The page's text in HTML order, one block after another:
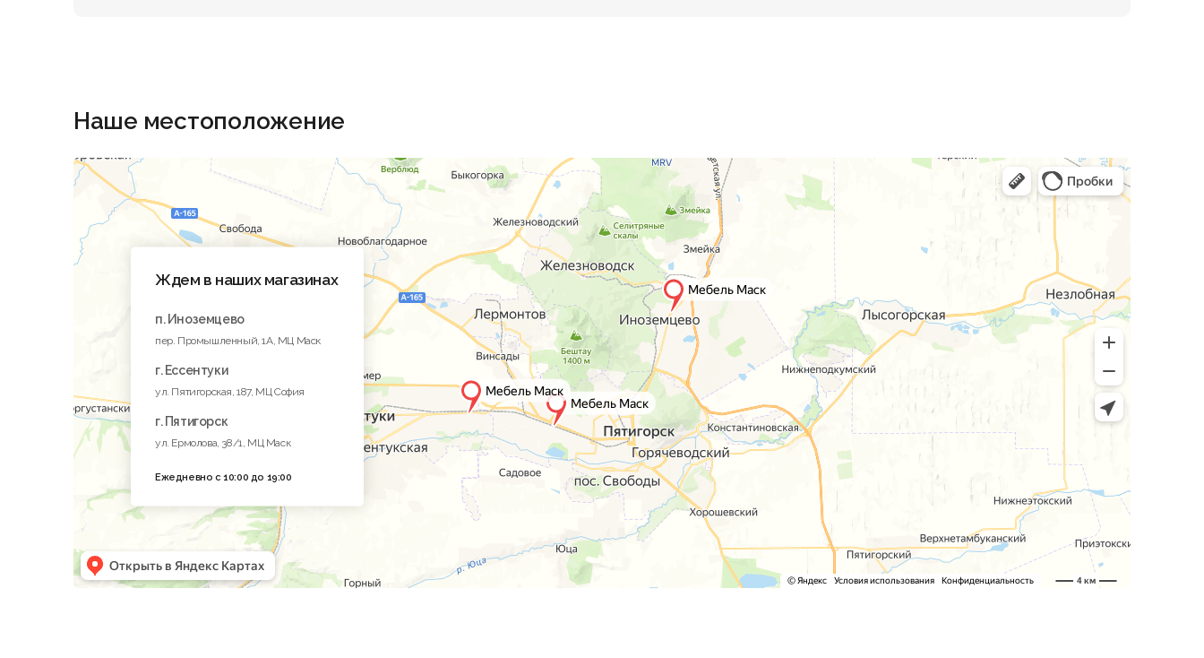
Наше местоположение
Ждем в наших магазинах
п. Иноземцево
пер. Промышленный, 1A, МЦ Маск
г. Ессентуки
ул. Пятигорская, 187, МЦ София
г. Пятигорск
ул. Ермолова, 38/1, МЦ Маск
Ежедневно с 10:00 до 19:00